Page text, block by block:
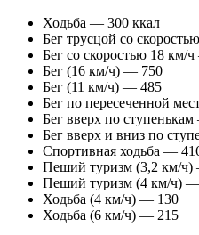
Ходьба — 300 ккал
Бег трусцой со
Бег со скоростью 18 км/
Бег (16 км/ч) — 750
Бег (11 км/ч) — 485
Бег по пересеченной
Бег вверх по
Бег вверх и вниз по
Спортивная ходьба —
Пеший туризм (3,2 км/
Пеший туризм (4 км/ч)
Ходьба (4 км/ч) — 130
Ходьба (6 км/ч) — 215